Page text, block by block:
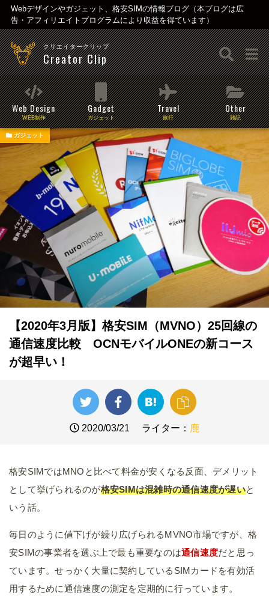
Webデザインやガジェット、格安SIMの情報ブログ（本ブログは広
告・アフィリエイトプログラムにより収益を得ています）
クリエイタークリップ
Creator Clip
Web Design
WEB制作
Gadget
ガジェット
Travel
旅行
Other
雑記
ガジェット
【2020年3月版】格安SIM（MVNO）25回線の
通信速度比較 OCNモバイルONEの新コース
が超早い！
2020/03/21 ライター： 鹿
格安SIMではMNOと比べて料金が安くなる反面、デメリット
として挙げられるのが格安SIMは混雑時の通信速度が遅いと
いう話。
毎日のように値下げが繰り広げられるMVNO市場ですが、格
安SIMの事業者を選ぶ上で最も重要なのは通信速度だと思っ
ています。せっかく大量に契約しているSIMカードを有効活
用するために通信速度の測定を定期的に行っています。